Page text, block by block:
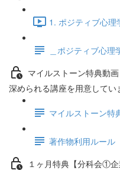
1. ポジティブ心
＿ポジティブ心
マイルストーン特典動
深められる講座を用意してい
マイルストーン特
著作物利用ルール
１ヶ月特典【分科会①